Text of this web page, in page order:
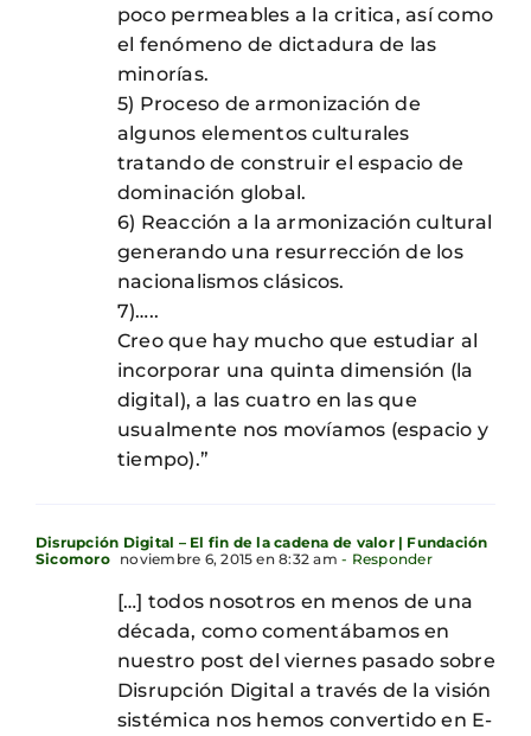
poco permeables a la critica, así como
el fenómeno de dictadura de las
minorías.
5) Proceso de armonización de
algunos elementos culturales
tratando de construir el espacio de
dominación global.
6) Reacción a la armonización cultural
generando una resurrección de los
nacionalismos clásicos.
7)…..
Creo que hay mucho que estudiar al
incorporar una quinta dimensión (la
digital), a las cuatro en las que
usualmente nos movíamos (espacio y
tiempo).”
Disrupción Digital – El fin de la cadena de valor | Fundación
Sicomoro
noviembre 6, 2015 en 8:32 am - Responder
[…] todos nosotros en menos de una
década, como comentábamos en
nuestro post del viernes pasado sobre
Disrupción Digital a través de la visión
sistémica nos hemos convertido en E-